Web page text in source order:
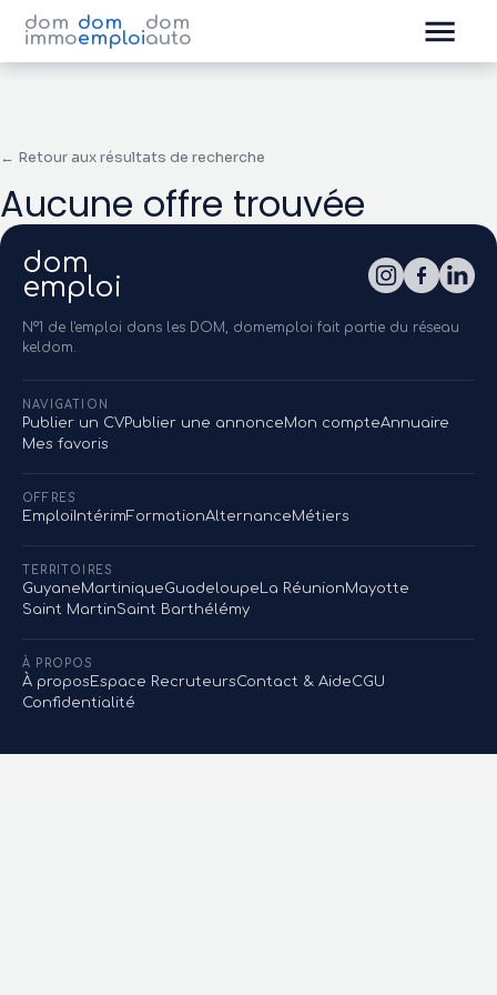
dom
immo
dom
emploi
dom
auto
← Retour aux résultats de recherche
Aucune offre trouvée
dom
emploi
N°1 de l'emploi dans les DOM, domemploi fait partie du réseau
keldom.
NAVIGATION
Publier un CVPublier une annonceMon compteAnnuaire
Mes favoris
OFFRES
EmploiIntérimFormationAlternanceMétiers
TERRITOIRES
GuyaneMartiniqueGuadeloupe La RéunionMayotte
Saint MartinSaint Barthélémy
À PROPOS
À propos Espace RecruteursContact & AideCGU
Confidentialité